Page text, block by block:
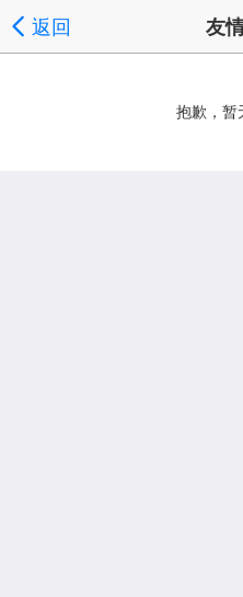
返回 友
抱歉，暂